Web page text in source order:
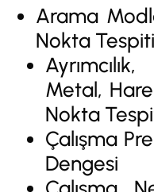
Arama
Nokta Tespiti
Metal,
Nokta
Çalışma
Dengesi